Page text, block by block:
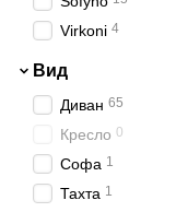
Virkoni 4
Вид
Диван 65
Кресло 0
Софа 1
Тахта 1